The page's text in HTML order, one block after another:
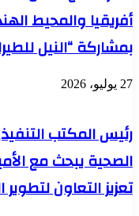
بمشاركة “النيل
27 يوليو، 2026
رئيس المكتب
الصحية يبحث مع
تعزيز التعاون